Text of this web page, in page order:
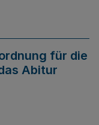
für die
Abitur